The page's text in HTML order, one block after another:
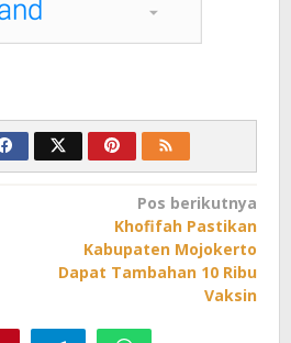
Pos berikutnya
Khofifah Pastikan
Kabupaten Mojokerto
Dapat Tambahan 10 Ribu
Vaksin